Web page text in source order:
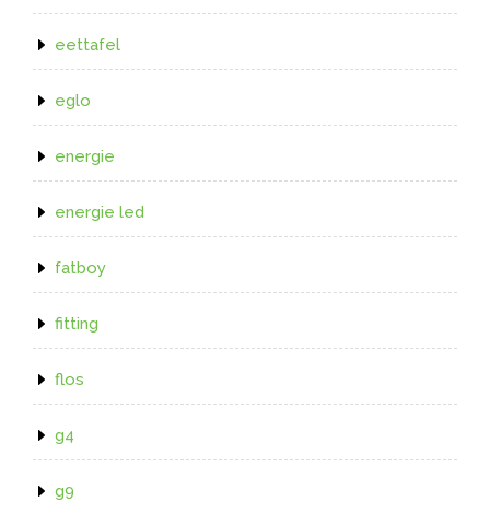
eettafel
eglo
energie
energie led
fatboy
fitting
flos
g4
g9